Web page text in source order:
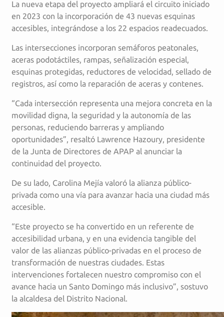
La nueva etapa del proyecto ampliará el circuito iniciado
en 2023 con la incorporación de 43 nuevas esquinas
accesibles, integrándose a los 22 espacios readecuados.
Las intersecciones incorporan semáforos peatonales,
aceras podotáctiles, rampas, señalización especial,
esquinas protegidas, reductores de velocidad, sellado de
registros, así como la reparación de aceras y contenes.
“Cada intersección representa una mejora concreta en la
movilidad digna, la seguridad y la autonomía de las
personas, reduciendo barreras y ampliando
oportunidades”, resaltó Lawrence Hazoury, presidente
de la Junta de Directores de APAP al anunciar la
continuidad del proyecto.
De su lado, Carolina Mejía valoró la alianza público-
privada como una vía para avanzar hacia una ciudad más
accesible.
“Este proyecto se ha convertido en un referente de
accesibilidad urbana, y en una evidencia tangible del
valor de las alianzas público-privadas en el proceso de
transformación de nuestras ciudades. Estas
intervenciones fortalecen nuestro compromiso con el
avance hacia un Santo Domingo más inclusivo”, sostuvo
la alcaldesa del Distrito Nacional.